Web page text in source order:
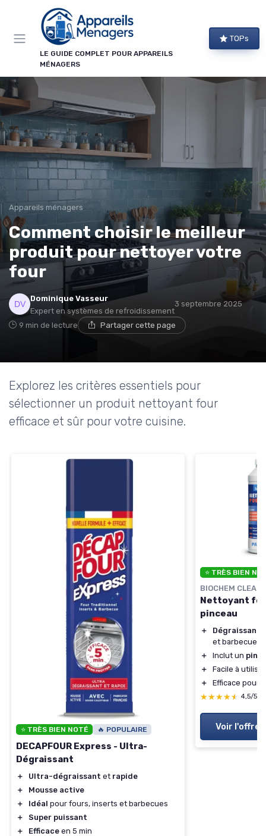
LE GUIDE COMPLET POUR APPAREILS
MÉNAGERS
TOPs
Appareils ménagers
Comment choisir le meilleur
produit pour nettoyer votre
four
Dominique Vasseur
Expert en systèmes de refroidissement
3 septembre 2025
9 min de lecture Partager cette page
Explorez les critères essentiels pour
sélectionner un produit nettoyant four
efficace et sûr pour votre cuisine.
⭐ TRÈS BIEN NOTÉ 🔥 POPULAIRE
DECAPFOUR Express - Ultra-
Dégraissant
＋ Ultra-dégraissant et rapide
＋
Mousse active
＋
Idéal pour fours, inserts et barbecues
＋
Super puissant
＋
Efficace en 5 min
⭐ TRÈS BIEN
BIOCHEM
Nettoyant
pinceau
＋
Dégraissant
et barbecue
＋
Inclut un
＋
Facile à
＋
Efficace pour
★★★★★
★★★★★ 4,5/5
Voir l'offre
→ Je m'abonne
* En m'inscrivant, j'accepte de recevoir la newsletter
d'Appareils Ménagers et les offres de ses partenaires.
Panneau de gestion des cookies